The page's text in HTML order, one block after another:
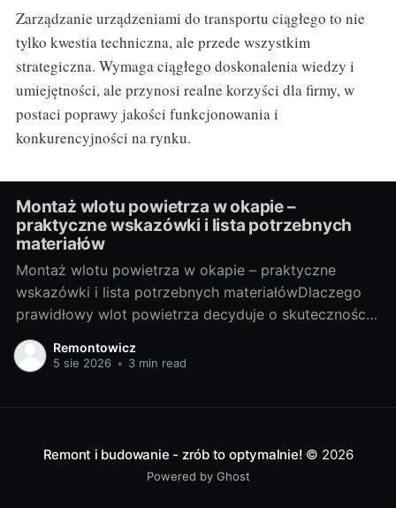
Zarządzanie urządzeniami do transportu ciągłego to nie
tylko kwestia techniczna, ale przede wszystkim
strategiczna. Wymaga ciągłego doskonalenia wiedzy i
umiejętności, ale przynosi realne korzyści dla firmy, w
postaci poprawy jakości funkcjonowania i
konkurencyjności na rynku.
Montaż wlotu powietrza w okapie –
praktyczne wskazówki i lista potrzebnych
materiałów
Montaż wlotu powietrza w okapie – praktyczne
wskazówki i lista potrzebnych materiałówDlaczego
prawidłowy wlot powietrza decyduje o skuteczności
okapuOkap kuchenny jest tak dobry, jak dopływ
świeżego powietrza do pomieszczenia. Gdy
i zapachy krążą po domu. Wlot powietrza (nawiew)
Remontowicz
5 sie 2026 • 3 min read
Remont i budowanie - zrób to optymalnie! © 2026
Powered by Ghost